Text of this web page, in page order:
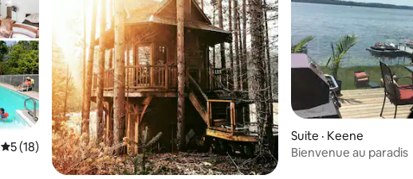
Note moyenne de 5 sur 5, 18 commentaires
5 (18)
Suite · Keene
Bienvenue au paradis